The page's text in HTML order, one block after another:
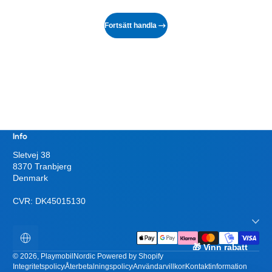
Fortsätt handla
Info
Sletvej 38
8370 Tranbjerg
Denmark
CVR: DK45015130
Lokalisering
Betalningsmetoder
© 2026, PlaymobilNordic Powered by Shopify
IntegritetspolicyÅterbetalningspolicyAnvändarvillkor Kontaktinformation
🎁 Vinn rabatt